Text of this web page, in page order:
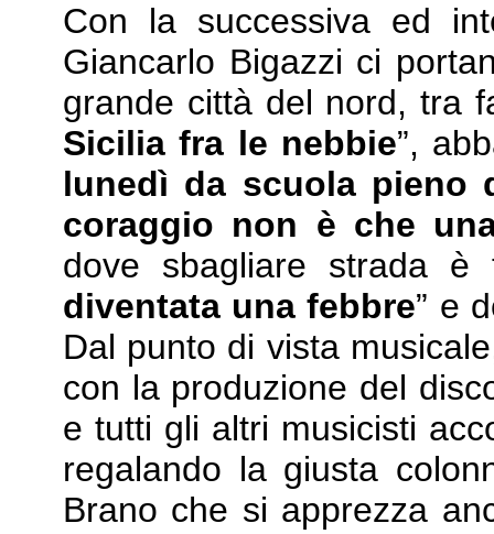
Con la successiva ed
Giancarlo Bigazzi ci
grande città del nord, tra
Sicilia fra le nebbie”,
lunedì da scuola pieno
coraggio non è che
dove sbagliare strada è
diventata una febbre” e
Dal punto di vista
con la produzione del
e tutti gli altri musicisti
regalando la giusta
Brano che si apprezza